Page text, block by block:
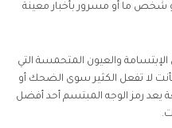
شخص ما أو مسرور بأخبار معينة
الإبتسامة والعيون المتحمسة التي
لا تفعل الكثير سوى الضحك أو
يعد رمز الوجه المبتسم أحد أفضل